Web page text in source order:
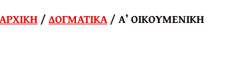
ΑΡΧΙΚΗ /ΔΟΓΜΑΤΙΚΑ / Α’ ΟΙΚΟΥΜΕΝΙΚΗ